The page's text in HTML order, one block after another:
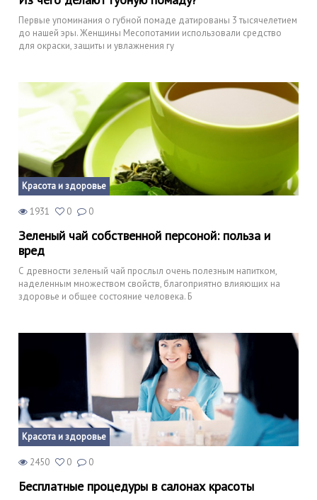
Первые упоминания о губной помаде датированы 3 тысячелетием
до нашей эры. Женщины Месопотамии использовали средство
для окраски, защиты и увлажнения гу
Красота и здоровье
1931 0 0
Зеленый чай собственной персоной: польза и
вред
С древности зеленый чай прослыл очень полезным напитком,
наделенным множеством свойств, благоприятно влияющих на
здоровье и общее состояние человека. Б
Красота и здоровье
2450 0 0
Бесплатные процедуры в салонах красоты